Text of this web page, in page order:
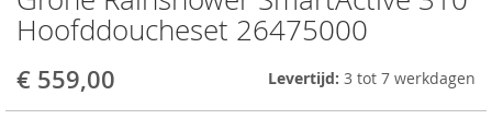
Hoofddoucheset 26475000
€ 559,00 Levertijd: 3 tot 7 werkdagen
to
the
of